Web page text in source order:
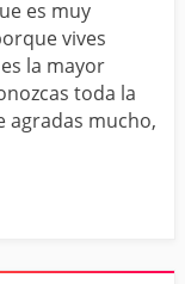
es muy
vives
la mayor
toda la
agradas mucho,